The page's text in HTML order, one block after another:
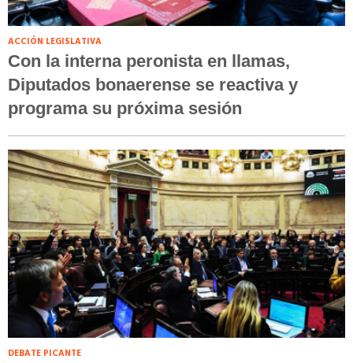
ACCIÓN LEGISLATIVA
Con la interna peronista en llamas,
Diputados bonaerense se reactiva y
programa su próxima sesión
DEBATE PICANTE